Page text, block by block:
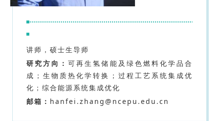
讲师，硕士生导师
研究方向：可再生氢储能及绿色燃料化学品合
成；生物质热化学转换；过程工艺系统集成优
化；综合能源系统集成优化
邮箱： hanfei.zhang@ncepu.edu.cn